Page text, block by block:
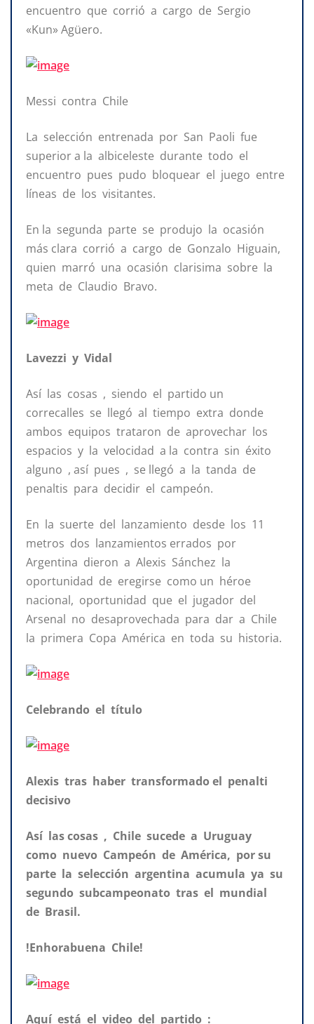
encuentro que corrió a cargo de Sergio
«Kun» Agüero.
Messi contra Chile
La selección entrenada por San Paoli fue
superior a la albiceleste durante todo el
encuentro pues pudo bloquear el juego entre
líneas de los visitantes.
En la segunda parte se produjo la ocasión
más clara corrió a cargo de Gonzalo Higuain,
quien marró una ocasión clarisima sobre la
meta de Claudio Bravo.
Lavezzi y Vidal
Así las cosas , siendo el partido un
correcalles se llegó al tiempo extra donde
ambos equipos trataron de aprovechar los
espacios y la velocidad a la contra sin éxito
alguno , así pues , se llegó a la tanda de
penaltis para decidir el campeón.
En la suerte del lanzamiento desde los 11
metros dos lanzamientos errados por
Argentina dieron a Alexis Sánchez la
oportunidad de eregirse como un héroe
nacional, oportunidad que el jugador del
Arsenal no desaprovechada para dar a Chile
la primera Copa América en toda su historia.
Celebrando el título
Alexis tras haber transformado el penalti
decisivo
Así las cosas , Chile sucede a Uruguay
como nuevo Campeón de América, por su
parte la selección argentina acumula ya su
segundo subcampeonato tras el mundial
de Brasil.
!Enhorabuena Chile!
Aquí está el video del partido :